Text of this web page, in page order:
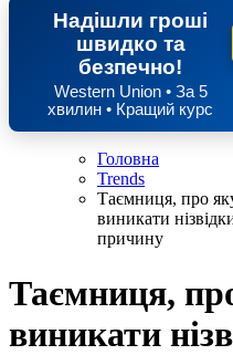
Надішли гроші
швидко та
безпечно!
Western Union • За 5
хвилин • Кращий курс
Головна
Trends
Таємниця, про
виникати
причину
Таємниця,
виникати